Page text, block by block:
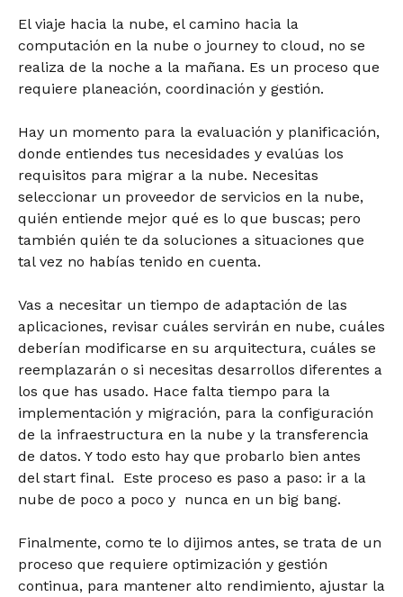
El viaje hacia la nube, el camino hacia la
computación en la nube o journey to cloud, no se
realiza de la noche a la mañana. Es un proceso que
requiere planeación, coordinación y gestión.
Hay un momento para la evaluación y planificación,
donde entiendes tus necesidades y evalúas los
requisitos para migrar a la nube. Necesitas
seleccionar un proveedor de servicios en la nube,
quién entiende mejor qué es lo que buscas; pero
también quién te da soluciones a situaciones que
tal vez no habías tenido en cuenta.
Vas a necesitar un tiempo de adaptación de las
aplicaciones, revisar cuáles servirán en nube, cuáles
deberían modificarse en su arquitectura, cuáles se
reemplazarán o si necesitas desarrollos diferentes a
los que has usado. Hace falta tiempo para la
implementación y migración, para la configuración
de la infraestructura en la nube y la transferencia
de datos. Y todo esto hay que probarlo bien antes
del start final. Este proceso es paso a paso: ir a la
nube de poco a poco y nunca en un big bang.
Finalmente, como te lo dijimos antes, se trata de un
proceso que requiere optimización y gestión
continua, para mantener alto rendimiento, ajustar la